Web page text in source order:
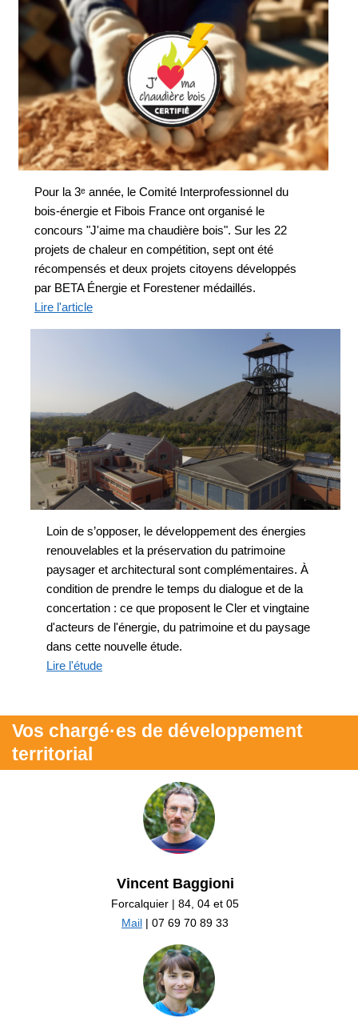
Pour la 3ᵉ année, le Comité Interprofessionnel du
bois-énergie et Fibois France ont organisé le
concours "J'aime ma chaudière bois". Sur les 22
projets de chaleur en compétition, sept ont été
récompensés et deux projets citoyens développés
par BETA Énergie et Forestener médaillés.
Lire l'article
Loin de s’opposer, le développement des énergies
renouvelables et la préservation du patrimoine
paysager et architectural sont complémentaires. À
condition de prendre le temps du dialogue et de la
concertation : ce que proposent le Cler et vingtaine
d'acteurs de l'énergie, du patrimoine et du paysage
dans cette nouvelle étude.
Lire l'étude
Vos chargé·es de développement
territorial
Vincent Baggioni
Forcalquier | 84, 04 et 05
Mail | 07 69 70 89 33